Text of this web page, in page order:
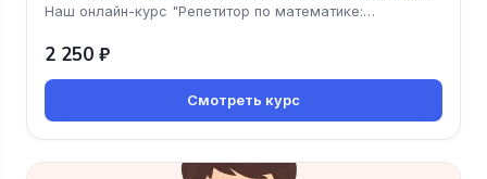
Наш онлайн-курс "Репетитор по математике:
2 250 ₽
Смотреть курс